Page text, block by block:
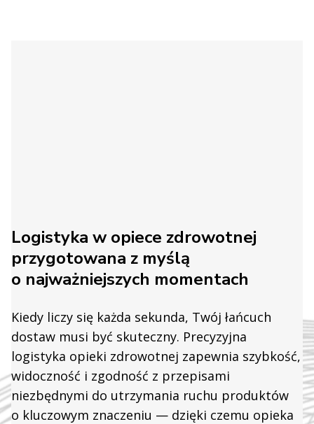
Logistyka w opiece zdrowotnej
przygotowana z myślą
o najważniejszych momentach
Kiedy liczy się każda sekunda, Twój łańcuch
dostaw musi być skuteczny. Precyzyjna
logistyka opieki zdrowotnej zapewnia szybkość,
widoczność i zgodność z przepisami
niezbędnymi do utrzymania ruchu produktów
o kluczowym znaczeniu — dzięki czemu opieka